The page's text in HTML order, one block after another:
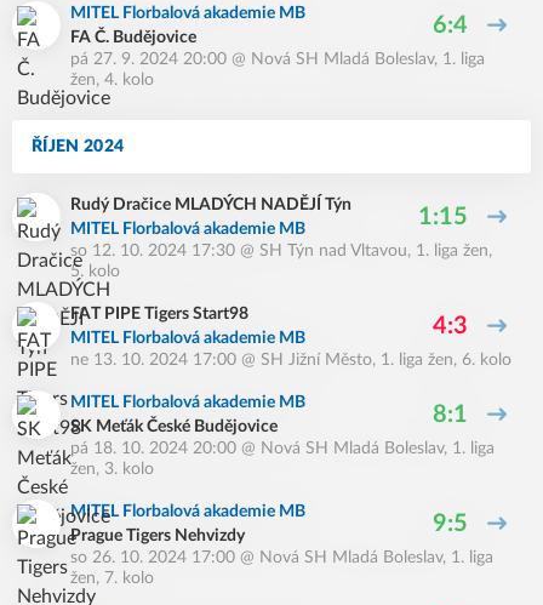
MITEL Florbalová akademie MB
FA Č. Budějovice
6:4
pá 27. 9. 2024 20:00 @ Nová SH Mladá Boleslav, 1. liga
žen, 4. kolo
ŘÍJEN 2024
Rudý Dračice MLADÝCH NADĚJÍ Týn
MITEL Florbalová akademie MB
1:15
so 12. 10. 2024 17:30 @ SH Týn nad Vltavou, 1. liga žen,
5. kolo
FAT PIPE Tigers Start98
MITEL Florbalová akademie MB
4:3
ne 13. 10. 2024 17:00 @ SH Jižní Město, 1. liga žen, 6. kolo
MITEL Florbalová akademie MB
SK Meťák České Budějovice
8:1
pá 18. 10. 2024 20:00 @ Nová SH Mladá Boleslav, 1. liga
žen, 3. kolo
MITEL Florbalová akademie MB
Prague Tigers Nehvizdy
9:5
so 26. 10. 2024 17:00 @ Nová SH Mladá Boleslav, 1. liga
žen, 7. kolo